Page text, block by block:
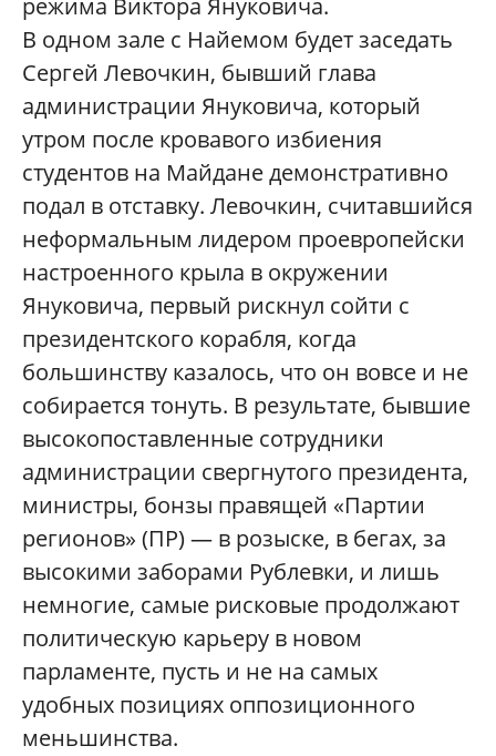
режима Виктора Януковича.
В одном зале с Найемом будет заседать
Сергей Левочкин, бывший глава
администрации Януковича, который
утром после кровавого избиения
студентов на Майдане демонстративно
подал в отставку. Левочкин, считавшийся
неформальным лидером проевропейски
настроенного крыла в окружении
Януковича, первый рискнул сойти с
президентского корабля, когда
большинству казалось, что он вовсе и не
собирается тонуть. В результате, бывшие
высокопоставленные сотрудники
администрации свергнутого президента,
министры, бонзы правящей «Партии
регионов» (ПР) — в розыске, в бегах, за
высокими заборами Рублевки, и лишь
немногие, самые рисковые продолжают
политическую карьеру в новом
парламенте, пусть и не на самых
удобных позициях оппозиционного
меньшинства.